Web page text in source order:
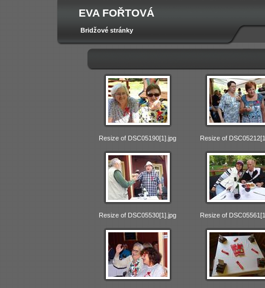
EVA FOŘTOVÁ
Bridžové stránky
Resize of DSC05190[1].jpg Resize of
Resize of DSC05530[1].jpg Resize of